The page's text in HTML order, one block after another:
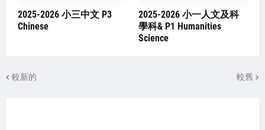
2025-2026 小三中文 P3
Chinese
2025-2026 小一人文及科
學科& P1 Humanities
Science
較新的 較舊